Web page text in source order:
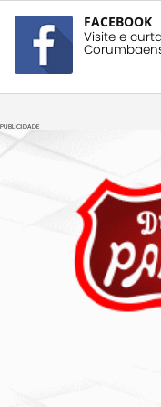
FACEBOOK
Visite e
PUBLICIDADE